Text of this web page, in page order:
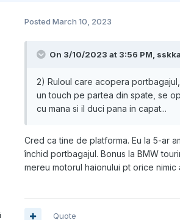
Posted March 10, 2023
On 3/10/2023 at 3:56 PM,
2) Ruloul care acopera
un touch pe partea din spate, se
cu mana si il duci pana in capat...
Cred ca tine de platforma. Eu la 5-ar
închid portbagajul. Bonus la BMW
mereu motorul haionului pt orice
Quote